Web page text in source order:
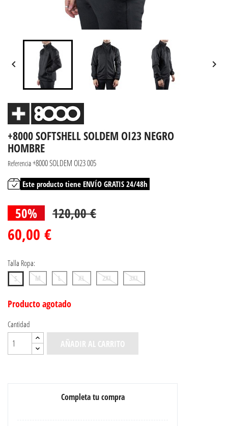
 
+8000 SOFTSHELL SOLDEM OI23 NEGRO
HOMBRE
Referencia+8000 SOLDEM OI23 005
Este producto tiene ENVÍO GRATIS 24/48h
50% 120,00 €
60,00 €
Talla Ropa:
S M L XL 2XL 3XL
Producto agotado
Cantidad
AÑADIR AL CARRITO
Completa tu compra